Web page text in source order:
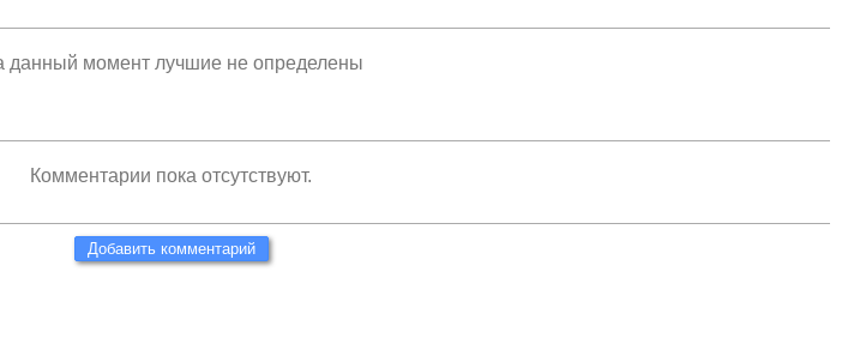
данный момент лучшие не определены
Комментарии пока отсутствуют.
Добавить комментарий